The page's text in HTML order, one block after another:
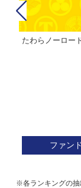
たわらノーロー
ファン
※各ランキングの抽